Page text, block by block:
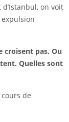
on voit
croisent pas. Ou
Quelles sont
de